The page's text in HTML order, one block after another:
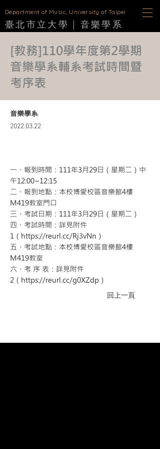
Department of Music, University of Taipei
臺北市立大學 | 音樂學 系
[教務]110學年度第2學期
音樂學系輔系考試時間暨
考序表
音樂學系
2022.03.22
一、報到時間：111年3月29日（星期二）中
午12:00~12:15
二、報到地點：本校博愛校區音樂館4樓
M419教室門口
三、考試日期：111年3月29日（星期二）
四、考試時間：詳見附件
1（ https://reurl.cc/Rj3vNn ）
五、考試地點：本校博愛校區音樂館4樓
M419教室
六、考 序 表：詳見附件
2（ https://reurl.cc/g0XZdp ）
回上一頁